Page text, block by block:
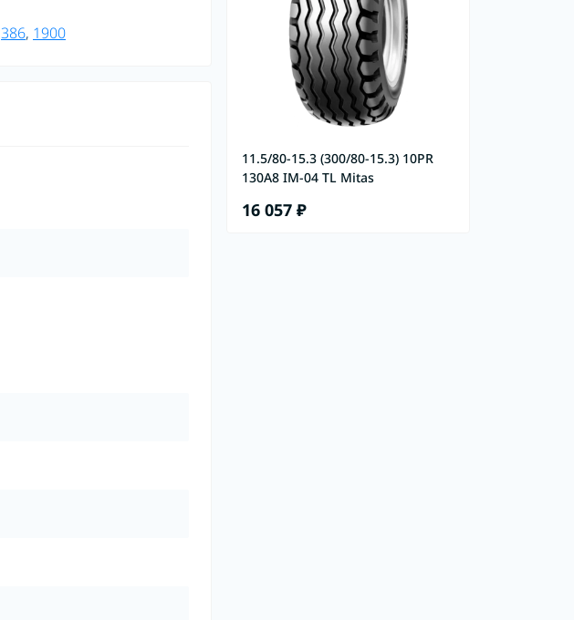
11.5/80-15.3 (300/80-15.3) 10PR
130A8 IM-04 TL Mitas
16 057 ₽
386, 1900